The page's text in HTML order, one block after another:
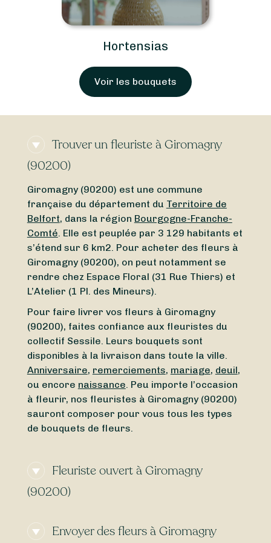
Hortensias
Voir les bouquets
Trouver un fleuriste à Giromagny
(90200)
Giromagny (90200) est une commune
française du département du Territoire de
Belfort, dans la région Bourgogne-Franche-
Comté. Elle est peuplée par 3 129 habitants et
s’étend sur 6 km2. Pour acheter des fleurs à
Giromagny (90200), on peut notamment se
rendre chez Espace Floral (31 Rue Thiers) et
L’Atelier (1 Pl. des Mineurs).
Pour faire livrer vos fleurs à Giromagny
(90200), faites confiance aux fleuristes du
collectif Sessile. Leurs bouquets sont
disponibles à la livraison dans toute la ville.
Anniversaire, remerciements, mariage, deuil,
ou encore naissance. Peu importe l’occasion
à fleurir, nos fleuristes à Giromagny (90200)
sauront composer pour vous tous les types
de bouquets de fleurs.
Fleuriste ouvert à Giromagny
(90200)
proximité de Giromagny (90200) ? À la
Envoyer des fleurs à Giromagny